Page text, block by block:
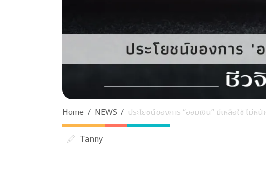
Home NEWS ประโยชน์ของการ “ออมเงิน” มีเหลือใช้ ไม่ห
Tanny